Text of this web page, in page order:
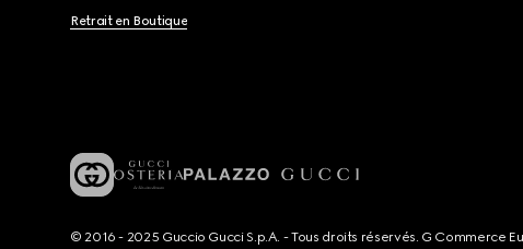
Retrait en Boutique
© 2016 - 2025 Guccio Gucci S.p.A. - Tous droits réservés. G Commerce